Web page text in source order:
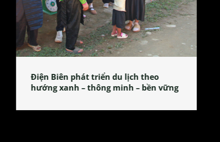
Làng làm bánh tẻ Phú Nhi – nơi lan
tỏa đặc sản xứ Đoài